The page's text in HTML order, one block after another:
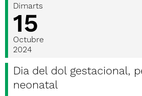
Dimarts
15
Octubre
2024
Dia del dol gestacional,
neonatal